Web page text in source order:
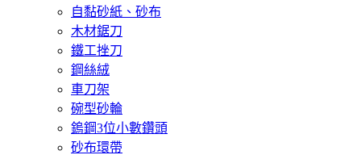
自黏砂紙、砂布
木材鋸刀
鐵工挫刀
鋼絲絨
車刀架
碗型砂輪
鎢鋼3位小數鑽頭
砂布環帶